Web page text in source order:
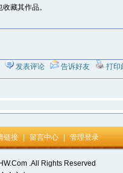
藏其作品。
发表评论
告诉好友 打印
链接 留言中心 管理登录
.All Rights Reserved